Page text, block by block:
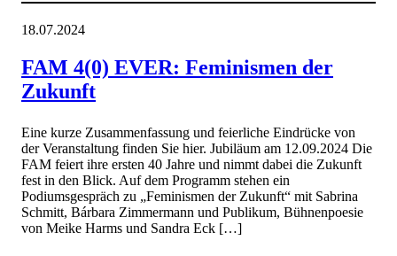
18.07.2024
FAM 4(0) EVER: Feminismen der
Zukunft
Eine kurze Zusammenfassung und feierliche Eindrücke von
der Veranstaltung finden Sie hier. Jubiläum am 12.09.2024 Die
FAM feiert ihre ersten 40 Jahre und nimmt dabei die Zukunft
fest in den Blick. Auf dem Programm stehen ein
Podiumsgespräch zu „Feminismen der Zukunft“ mit Sabrina
Schmitt, Bárbara Zimmermann und Publikum, Bühnenpoesie
von Meike Harms und Sandra Eck […]